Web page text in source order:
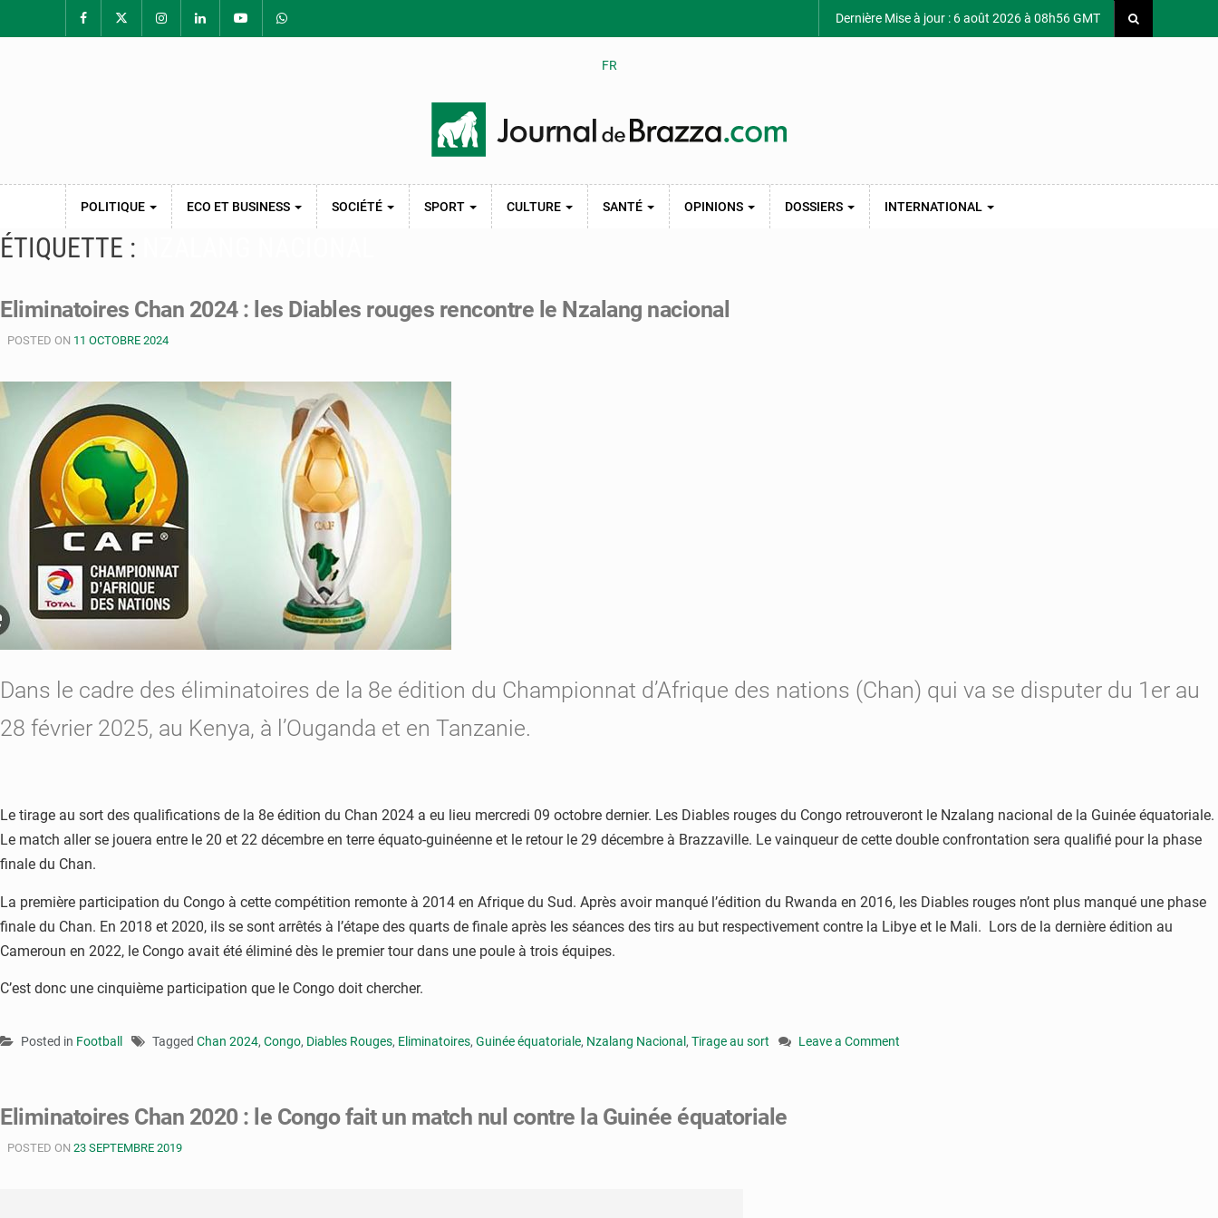
Dernière Mise à jour : 6 août 2026 à 08h56 GMT
FR
POLITIQUE ECO ET BUSINESS SOCIÉTÉ SPORT CULTURE SANTÉ OPINIONS DOSSIERS INTERNATIONAL
ÉTIQUETTE :
Eliminatoires Chan 2024 : les Diables rouges rencontre le Nzalang nacional
POSTED ON 11 OCTOBRE 2024
Dans le cadre des éliminatoires de la 8e édition du Championnat d’Afrique des nations (Chan) qui va se disputer du 1er au
28 février 2025, au Kenya, à l’Ouganda et en Tanzanie.
Le tirage au sort des qualifications de la 8e édition du Chan 2024 a eu lieu mercredi 09 octobre dernier. Les Diables rouges du Congo retrouveront le Nzalang nacional de la Guinée équatoriale.
Le match aller se jouera entre le 20 et 22 décembre en terre équato-guinéenne et le retour le 29 décembre à Brazzaville. Le vainqueur de cette double confrontation sera qualifié pour la phase
finale du Chan.
La première participation du Congo à cette compétition remonte à 2014 en Afrique du Sud. Après avoir manqué l’édition du Rwanda en 2016, les Diables rouges n’ont plus manqué une phase
finale du Chan. En 2018 et 2020, ils se sont arrêtés à l’étape des quarts de finale après les séances des tirs au but respectivement contre la Libye et le Mali. Lors de la dernière édition au
Cameroun en 2022, le Congo avait été éliminé dès le premier tour dans une poule à trois équipes.
C’est donc une cinquième participation que le Congo doit chercher.
Posted in Football Tagged Chan 2024, Congo, Diables Rouges, Eliminatoires, Guinée équatoriale, Nzalang Nacional, Tirage au sort
Leave a Comment
Eliminatoires Chan 2020 : le Congo fait un match nul contre la Guinée équatoriale
POSTED ON 23 SEPTEMBRE 2019